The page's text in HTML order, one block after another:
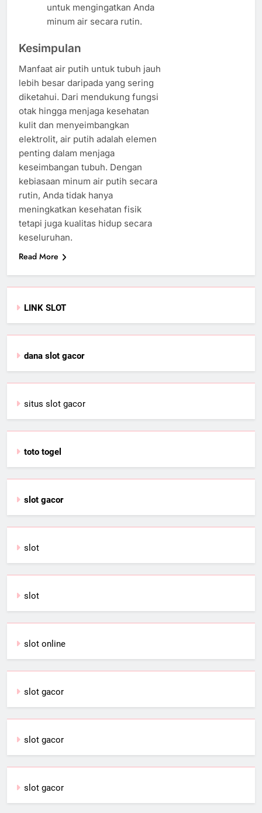
untuk mengingatkan Anda
minum air secara rutin.
Kesimpulan
Manfaat air putih untuk tubuh jauh
lebih besar daripada yang sering
diketahui. Dari mendukung fungsi
otak hingga menjaga kesehatan
kulit dan menyeimbangkan
elektrolit, air putih adalah elemen
penting dalam menjaga
keseimbangan tubuh. Dengan
kebiasaan minum air putih secara
rutin, Anda tidak hanya
meningkatkan kesehatan fisik
tetapi juga kualitas hidup secara
keseluruhan.
Read More
LINK SLOT
dana slot gacor
situs slot gacor
toto togel
slot gacor
slot
slot
slot online
slot gacor
slot gacor
slot gacor